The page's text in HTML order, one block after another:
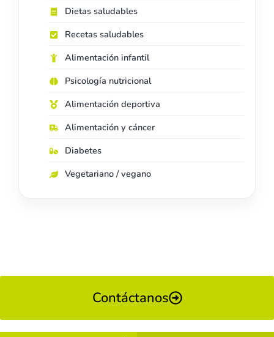
Dietas saludables
Recetas saludables
Alimentación infantil
Psicología nutricional
Alimentación deportiva
Alimentación y cáncer
Diabetes
Vegetariano / vegano
Contáctanos